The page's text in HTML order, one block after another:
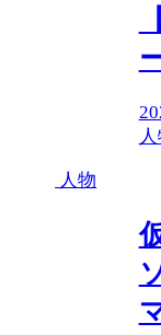
人物